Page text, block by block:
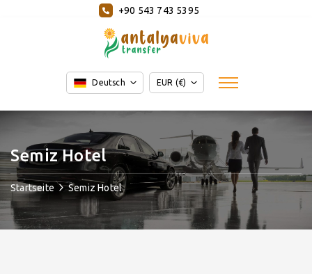
+90 543 743 5395
Deutsch EUR (€)
Semiz Hotel
Startseite Semiz Hotel